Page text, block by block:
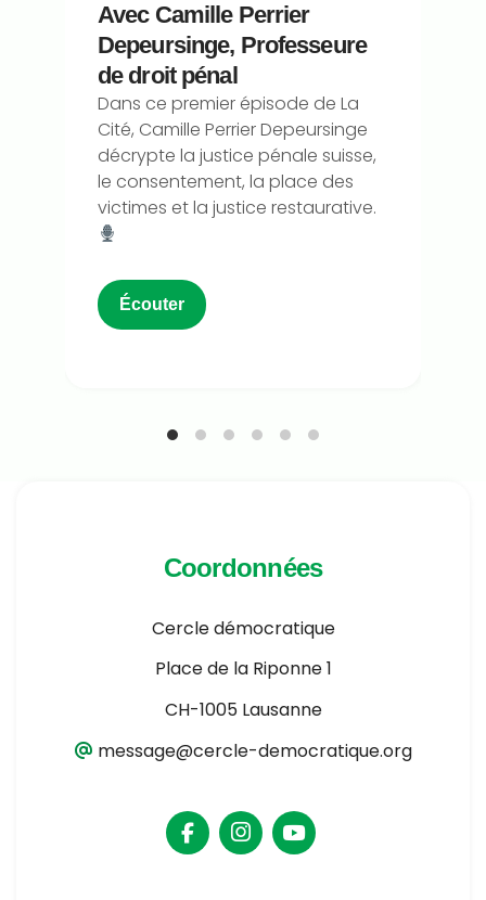
Avec Camille Perrier
Depeursinge, Professeure
de droit pénal
Dans ce premier épisode de La
Cité, Camille Perrier Depeursinge
décrypte la justice pénale suisse,
le consentement, la place des
victimes et la justice restaurative.
Écouter
Coordonnées
Cercle démocratique
Place de la Riponne 1
CH-1005 Lausanne
message@cercle-democratique.org